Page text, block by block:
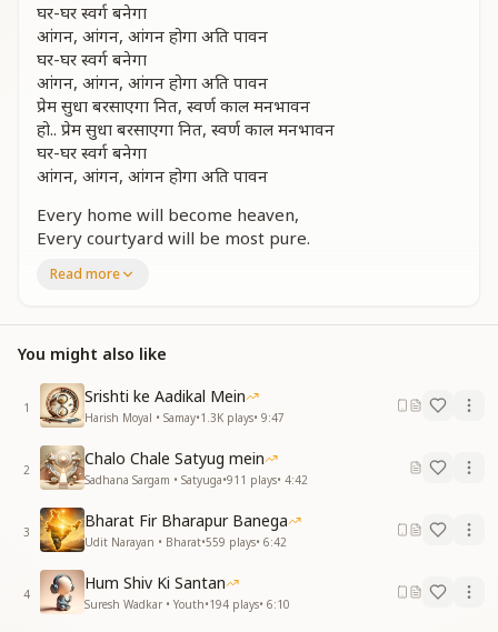
घर-घर स्वर्ग बनेगा
आंगन, आंगन, आंगन होगा अति पावन
घर-घर स्वर्ग बनेगा
आंगन, आंगन, आंगन होगा अति पावन
प्रेम सुधा बरसाएगा नित, स्वर्ण काल मनभावन
हो.. प्रेम सुधा बरसाएगा नित, स्वर्ण काल मनभावन
घर-घर स्वर्ग बनेगा
आंगन, आंगन, आंगन होगा अति पावन
Every home will become heaven,
Every courtyard will be most pure.
Every courtyard will be most pure.
age so delightful.
Yes… daily will flow the nectar of divine love, in the
golden age so delightful.
Every home will become heaven,
Every courtyard will be most pure.
बाजेगी सुख की शहनाई, प्रेम शांति की धुन पर
झूमेगा आनंद मगन मन, बंसी चैन की सुनकर
सदा एकता की सरगम पर, गाएगा नवजीवन
हो.. सदा एकता की सरगम पर, गाएगा नवजीवन
घर-घर स्वर्ग बनेगा
आंगन, आंगन, आंगन होगा अति पावन
The shehnai of happiness will play, to the tune of
Read more
You might also like
1
Srishti ke Aadikal Mein
Harish Moyal • Samay•1.3K plays• 9:47
2
Chalo Chale Satyug mein
Sadhana Sargam • Satyuga•911 plays• 4:42
3
Bharat Fir Bharapur Banega
Udit Narayan • Bharat•559 plays• 6:42
4
Hum Shiv Ki Santan
Suresh Wadkar • Youth•194 plays• 6:10